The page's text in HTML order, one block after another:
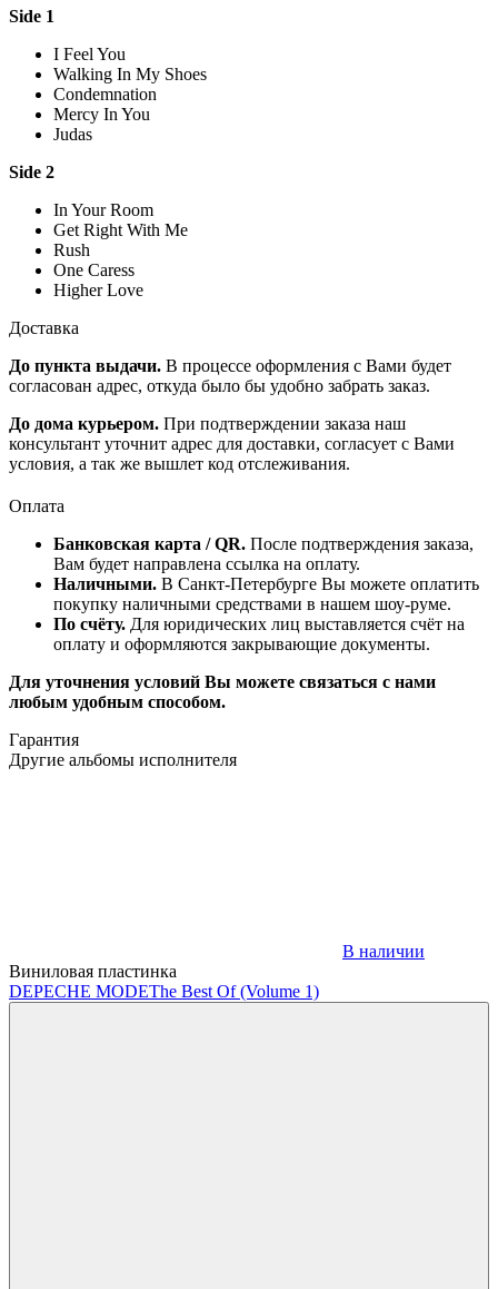
Side 1
I Feel You
Walking In My Shoes
Condemnation
Mercy In You
Judas
Side 2
In Your Room
Get Right With Me
Rush
One Caress
Higher Love
Доставка
До пункта выдачи. В процессе оформления с Вами будет
согласован адрес, откуда было бы удобно забрать заказ.
До дома курьером. При подтверждении заказа наш
консультант уточнит адрес для доставки, согласует с Вами
условия, а так же вышлет код отслеживания.
Оплата
Банковская карта / QR. После подтверждения заказа,
Вам будет направлена ссылка на оплату.
Наличными. В Санкт-Петербурге Вы можете оплатить
покупку наличными средствами в нашем шоу-руме.
По счёту. Для юридических лиц выставляется счёт на
оплату и оформляются закрывающие документы.
Для уточнения условий Вы можете связаться с нами
любым удобным способом.
Гарантия
Другие альбомы исполнителя
В наличии
Виниловая пластинка
DEPECHE MODEThe Best Of (Volume 1)